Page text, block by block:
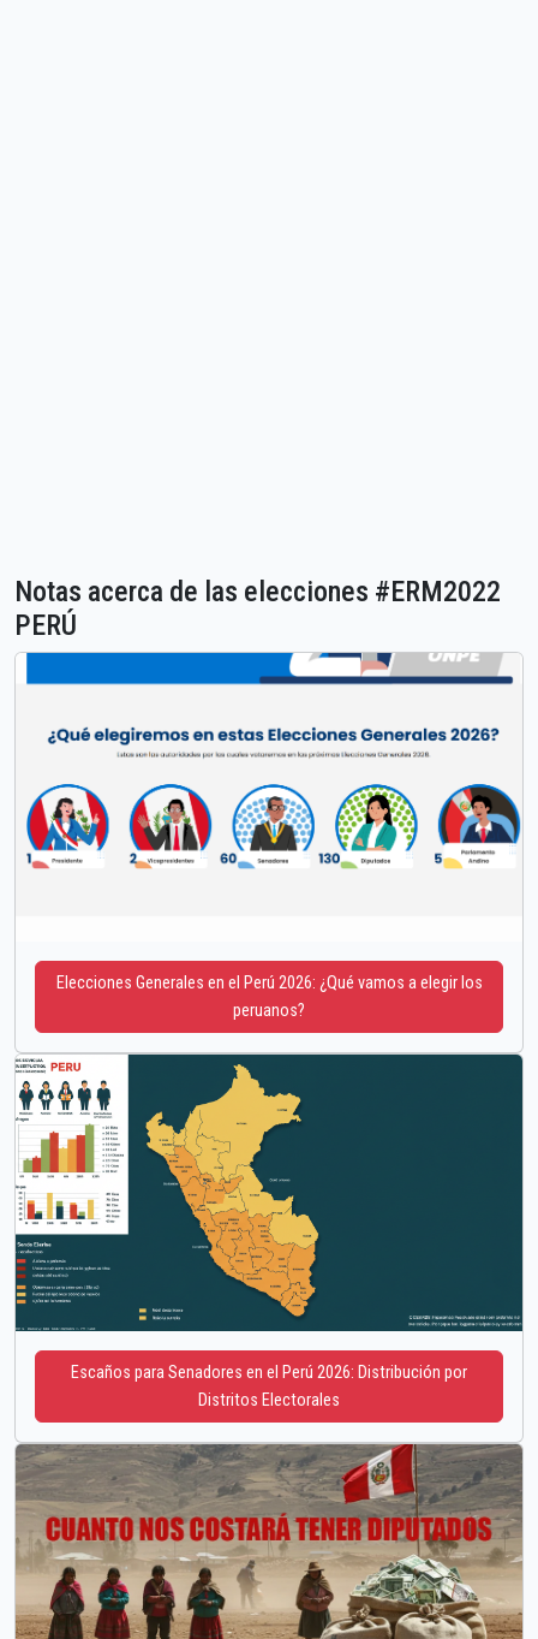
Notas acerca de las elecciones #ERM2022
PERÚ
Elecciones Generales en el Perú 2026: ¿Qué vamos a elegir los
peruanos?
Escaños para Senadores en el Perú 2026: Distribución por
Distritos Electorales